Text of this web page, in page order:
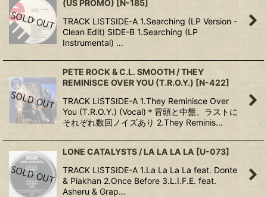
(US PROMO) [N-185]
TRACK LISTSIDE-A 1.Searching (LP Version -
Clean Edit) SIDE-B 1.Searching (LP
Instrumental) …
PETE ROCK & C.L. SMOOTH / THEY
REMINISCE OVER YOU (T.R.O.Y.) [N-422]
TRACK LISTSIDE-A 1.They Reminisce Over
You (T.R.O.Y.) (Vocal)＊冒頭と中盤、ラストに
それぞれ数回ノイズあり 2.They Reminis…
LONE CATALYSTS / LA LA LA LA [U-073]
TRACK LISTSIDE-A 1.La La La La feat. Donte
& Piakhan 2.Once Before 3.L.I.F.E. feat.
Asheru & Grap…